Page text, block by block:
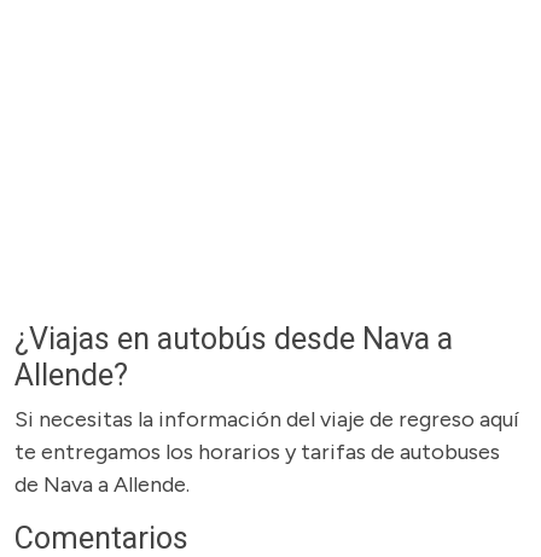
¿Viajas en autobús desde Nava a
Allende?
Si necesitas la información del viaje de regreso aquí
te entregamos los horarios y tarifas de autobuses
de Nava a Allende.
Comentarios